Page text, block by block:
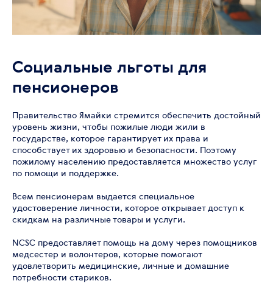
Социальные льготы для
пенсионеров
Правительство Ямайки стремится обеспечить достойный
уровень жизни, чтобы пожилые люди жили в
государстве, которое гарантирует их права и
способствует их здоровью и безопасности. Поэтому
пожилому населению предоставляется множество услуг
по помощи и поддержке.
Всем пенсионерам выдается специальное
удостоверение личности, которое открывает доступ к
скидкам на различные товары и услуги.
NCSC предоставляет помощь на дому через помощников
медсестер и волонтеров, которые помогают
удовлетворить медицинские, личные и домашние
потребности стариков.